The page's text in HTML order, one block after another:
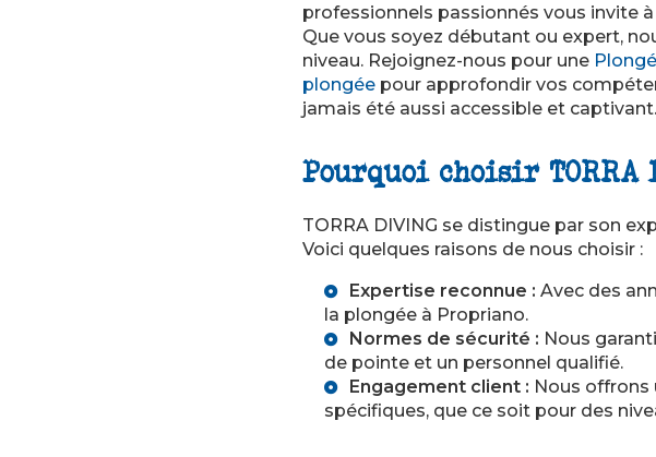
professionnels passionnés vous invite
Que vous soyez débutant ou expert,
niveau. Rejoignez-nous pour une
plongée pour approfondir vos
jamais été aussi accessible et captivant.
Pourquoi choisir TORRA
TORRA DIVING se distingue par son
Voici quelques raisons de nous choisir :
Expertise reconnue : Avec des
la plongée à Propriano.
Normes de sécurité : Nous
de pointe et un personnel qualifié.
Engagement client : Nous offrons
spécifiques, que ce soit pour des